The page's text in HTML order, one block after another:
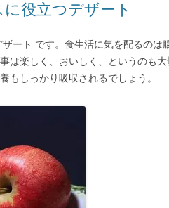
役立つデザート
ート です。食生活に気を配るのは
は楽しく、おいしく、というのも
もしっかり吸収されるでしょう。